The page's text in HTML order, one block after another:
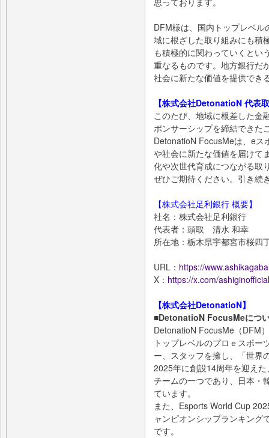
DFM様は、国内トップレベ
域に根ざした取り組みにも積
も積極的に関わっていくとい
重なるものです。地方銀行だ
社会に新たな価値を提供でき
【株式会社DetonatioN 代表
このたび、地域に根差した金
ポンサーシップを締結できた
DetonatioN FocusMeは、eス
や社会に新たな価値を届けて
化や次世代育成につながる取
ぜひご期待ください。引き続
【株式会社足利銀行 概要】
社名：株式会社足利銀行
代表者：頭取 清水 和幸
所在地：栃木県宇都宮市桜四
URL： https://
X： https://x.com/ashiginofficial
【株式会社DetonatioN】
■DetonatioN FocusMeにつ
DetonatioN FocusMe（DFM
トップレベルのプロｅスポ
ー、スタッフを擁し、「世界
2025年に創設14周年を迎え
チームの一つであり、日本・
ています。
また、Esports World Cup
ャンピオンシップランキング
です。